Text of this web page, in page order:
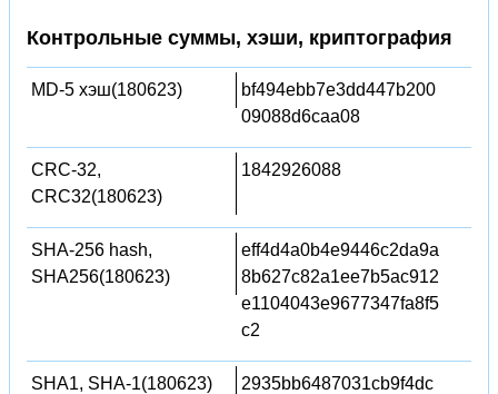
Контрольные суммы, хэши, криптография
MD-5 хэш(180623)
bf494ebb7e3dd447b200
09088d6caa08
CRC-32,
CRC32(180623)
1842926088
SHA-256 hash,
SHA256(180623)
eff4d4a0b4e9446c2da9a
8b627c82a1ee7b5ac912
e1104043e9677347fa8f5
c2
SHA1, SHA-1(180623)
2935bb6487031cb9f4dc